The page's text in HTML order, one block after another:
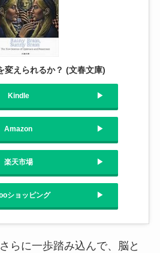
変えられるか？ (文春文庫)
Kindle
Amazon
楽天市場
ショッピング
らに一歩踏み込んで、脳と